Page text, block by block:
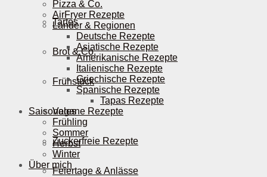
Tartes
Brot & Co.
Frühstück
Vegane Rezepte
Zuckerfreie Rezepte
Feiertage & Anlässe
Pizza & Co.
AirFryer Rezepte
Länder & Regionen
Deutsche Rezepte
Asiatische Rezepte
Amerikanische Rezepte
Italienische Rezepte
Griechische Rezepte
Spanische Rezepte
Tapas Rezepte
Saisonales
Frühling
Sommer
Herbst
Winter
Über mich